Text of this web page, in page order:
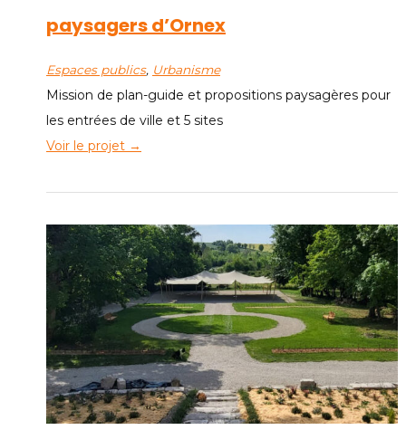
paysagers d’Ornex
Espaces publics, Urbanisme
Mission de plan-guide et propositions paysagères pour
les entrées de ville et 5 sites
Voir le projet →